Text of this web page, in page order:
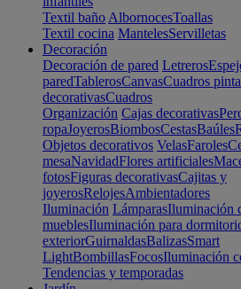
Textil baño AlbornocesToallas
Textil cocina MantelesServilletas
Decoración
Decoración de pared Letreros
paredTablerosCanvasCuadros
decorativasCuadros
Organización Cajas decorativas
ropaJoyerosBiombosCestasBaúles
Objetos decorativos VelasFaroles
mesaNavidadFlores artificiales
fotosFiguras decorativasCajitas y
joyerosRelojesAmbientadores
Iluminación LámparasIluminación
mueblesIluminación para
exteriorGuirnaldasBalizasSmart
LightBombillasFocosIluminación
Tendencias y temporadas